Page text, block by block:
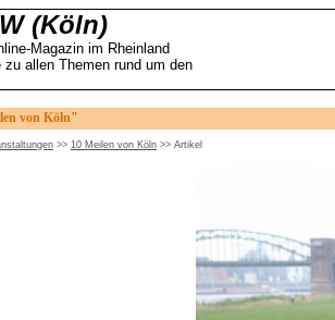
(Köln)
Magazin im Rheinland
zu allen Themen rund um den
von Köln"
>> 10 Meilen von Köln >> Artikel